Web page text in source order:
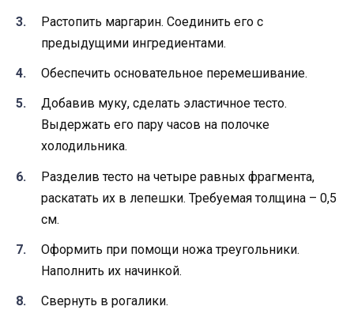
Растопить маргарин. Соединить его с
предыдущими ингредиентами.
Обеспечить основательное перемешивание.
Добавив муку, сделать эластичное тесто.
Выдержать его пару часов на полочке
холодильника.
Разделив тесто на четыре равных фрагмента,
раскатать их в лепешки. Требуемая толщина – 0,5
см.
Оформить при помощи ножа треугольники.
Наполнить их начинкой.
Свернуть в рогалики.